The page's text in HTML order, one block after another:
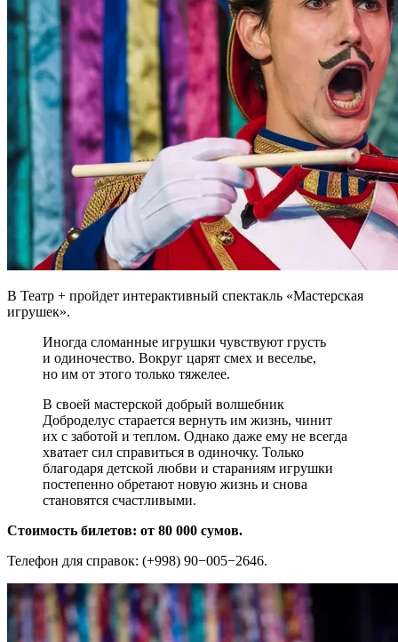
В Театр + пройдет интерактивный спектакль «Мастерская
игрушек».
Иногда сломанные игрушки чувствуют грусть
и одиночество. Вокруг царят смех и веселье,
но им от этого только тяжелее.
В своей мастерской добрый волшебник
Доброделус старается вернуть им жизнь, чинит
их с заботой и теплом. Однако даже ему не всегда
хватает сил справиться в одиночку. Только
благодаря детской любви и стараниям игрушки
постепенно обретают новую жизнь и снова
становятся счастливыми.
Стоимость билетов: от 80 000 сумов.
Телефон для справок: (+998) 90−005−2646.